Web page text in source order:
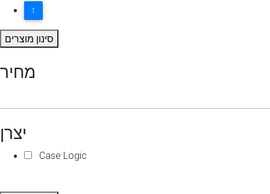
1
סינון מוצרים
מחיר
יצרן
Case Logic